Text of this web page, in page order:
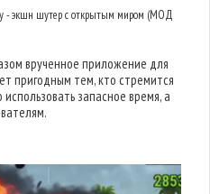
- экшн шутер с открытым миром (МОД
врученное приложение для
пригодным тем, кто стремится
запасное время, а